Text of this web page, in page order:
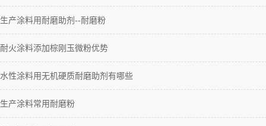
生产涂料用耐磨助剂--耐磨粉
耐火涂料添加棕刚玉微粉优势
水性涂料用无机硬质耐磨助剂有哪些
生产涂料常用耐磨粉